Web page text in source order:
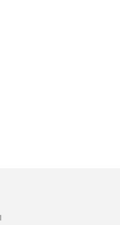
(link naar woningaanbod in Limburg)